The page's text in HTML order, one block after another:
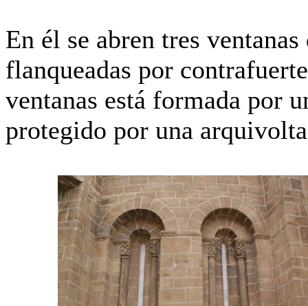
En él se abren tres
flanqueadas por
ventanas está formada por
protegido por una